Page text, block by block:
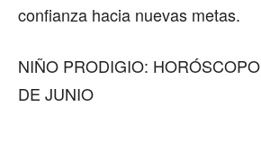
confianza hacia nuevas metas.
NIÑO PRODIGIO:
DE JUNIO